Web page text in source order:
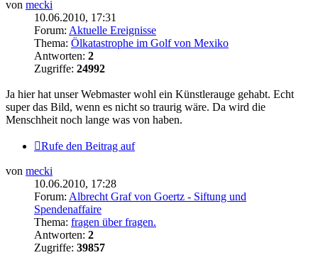
von mecki
10.06.2010, 17:31
Forum: Aktuelle Ereignisse
Thema: Ölkatastrophe im Golf von Mexiko
Antworten: 2
Zugriffe: 24992
Ja hier hat unser Webmaster wohl ein Künstlerauge gehabt. Echt
super das Bild, wenn es nicht so traurig wäre. Da wird die
Menschheit noch lange was von haben.
Rufe den Beitrag auf
von mecki
10.06.2010, 17:28
Forum: Albrecht Graf von Goertz - Siftung und
Spendenaffaire
Thema: fragen über fragen.
Antworten: 2
Zugriffe: 39857